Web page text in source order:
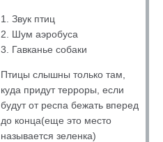
1. Звук птиц
2. Шум аэробуса
3. Гавканье собаки
Птицы слышны только там,
куда придут терроры, если
будут от респа бежать вперед
до конца(еще это место
называется зеленка)